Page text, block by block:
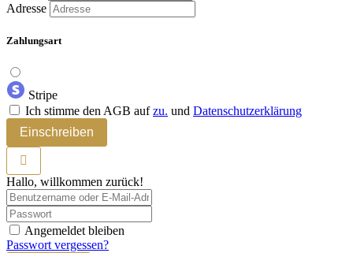
Adresse
Zahlungsart
Stripe
Ich stimme den AGB aufzu. und Datenschutzerklärung
Einschreiben
Hallo, willkommen zurück!
Angemeldet bleiben
Passwort vergessen?